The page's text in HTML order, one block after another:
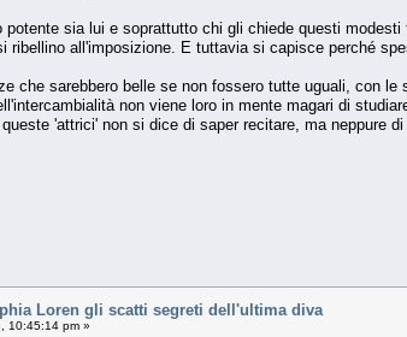
sia lui e soprattutto chi gli chiede questi
ribellino all'imposizione. E tuttavia si capisce perché
che sarebbero belle se non fossero tutte uguali, con
non viene loro in mente magari di
'attrici' non si dice di saper recitare, ma neppure
Loren gli scatti segreti dell'ultima diva
10:45:14 pm »